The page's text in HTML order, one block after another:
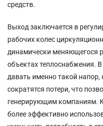
средств.
Выход заключается в
рабочих колес
динамически меняющегося
объектах теплоснабжения.
давать именно такой
сократятся потери, что
генерирующим компаниям.
более эффективно